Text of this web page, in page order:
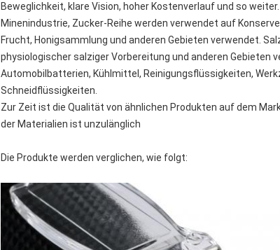
Beweglichkeit, klare Vision, hoher Kostenverlauf und so
Minenindustrie, Zucker-Reihe werden verwendet auf
Frucht, Honigsammlung und anderen Gebieten verwendet.
physiologischer salziger Vorbereitung und anderen Gebieten
Automobilbatterien, Kühlmittel, Reinigungsflüssigkeiten,
Schneidflüssigkeiten.
Zur Zeit ist die Qualität von ähnlichen Produkten auf dem
der Materialien ist unzulänglich
Die Produkte werden verglichen, wie folgt: